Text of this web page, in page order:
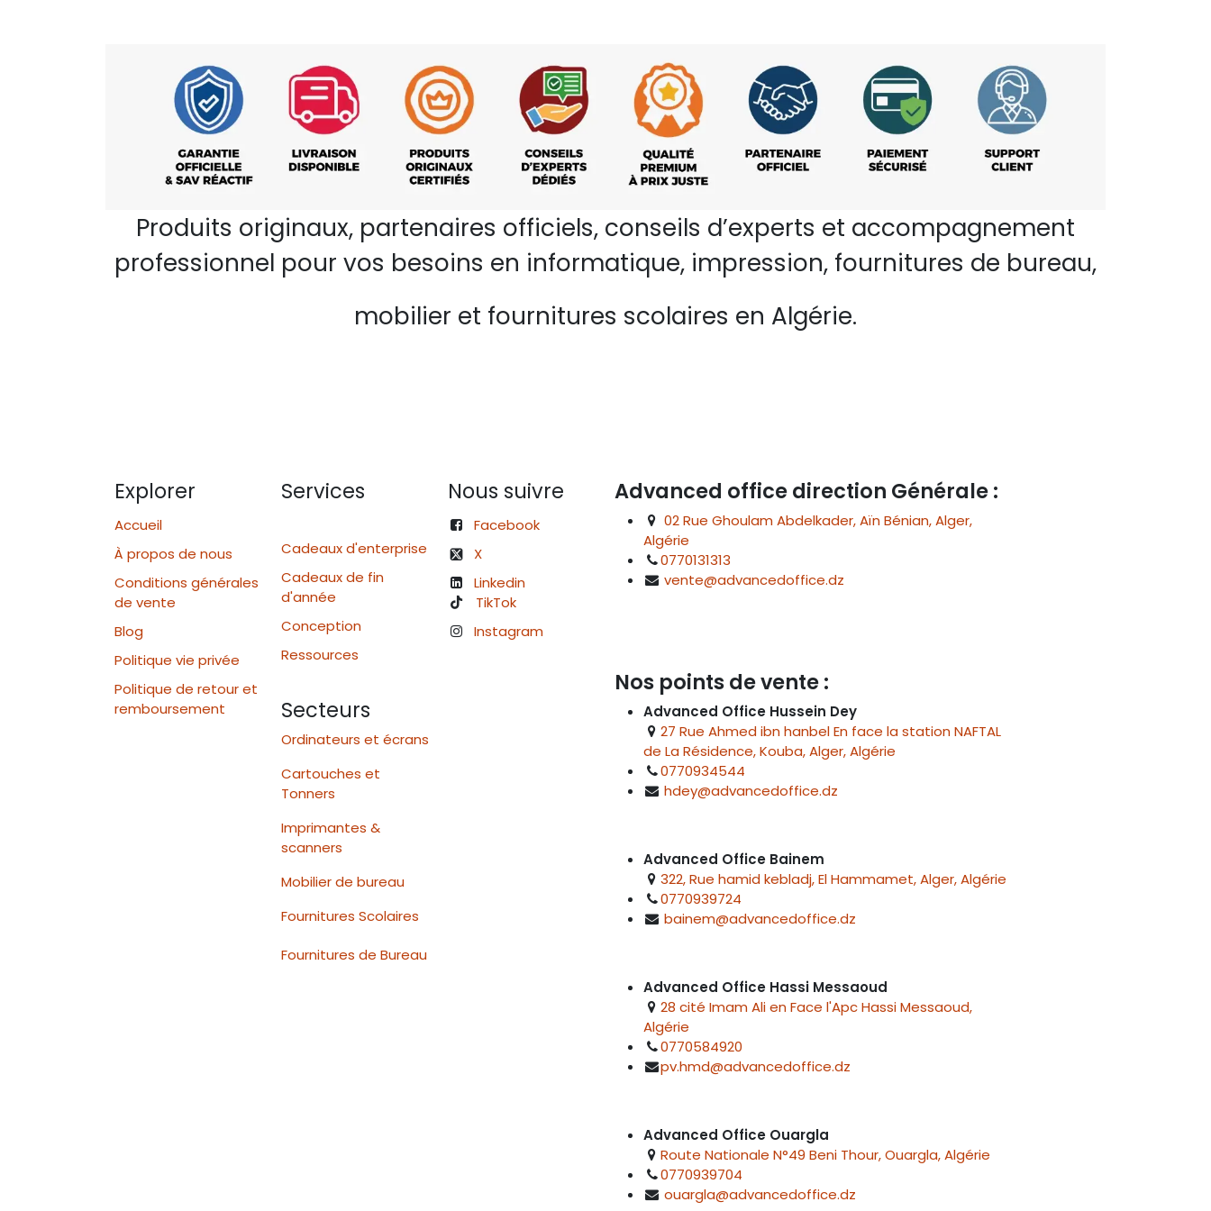
Produits originaux, partenaires officiels, conseils d’experts et accompagnement
professionnel pour vos besoins en informatique, impression, fournitures de bureau,
mobilier et fournitures scolaires en Algérie.
Explorer
Accueil
À propos de nous
Conditions générales
de vente
Blog
Politique vie privée
Politique de retour et
remboursement
Services
Cadeaux d'enterprise
Cadeaux de fin
d'année
Conception
Ressources
Secteurs
Ordinateurs et écrans
Cartouches et
Tonners
Imprimantes &
scanners
Mobilier de bureau
Fournitures Scolaires
Fournitures de Bureau
Nous suivre
Facebook
X
Linkedin
TikTok
Instagram
Advanced office direction Générale :
02 Rue Ghoulam Abdelkader, Aïn Bénian, Alger,
Algérie
0770131313
vente@advancedoffice.dz
Nos points de vente :
Advanced Office Hussein Dey
27 Rue Ahmed ibn hanbel En face la station NAFTAL
de La Résidence, Kouba, Alger, Algérie
0770934544
hdey@advancedoffice.dz
Advanced Office Bainem
322, Rue hamid kebladj, El Hammamet, Alger, Algérie
0770939724
bainem@advancedoffice.dz
Advanced Office Hassi Messaoud
28 cité Imam Ali en Face l'Apc Hassi Messaoud,
Algérie
0770584920
pv.hmd@advancedoffice.dz
Advanced Office Ouargla
Route Nationale N°49 Beni Thour, Ouargla, Algérie
0770939704
ouargla@advancedoffice.dz